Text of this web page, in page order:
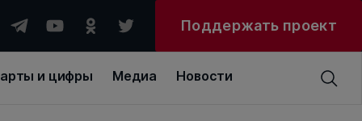
Поддержать проект
и цифры Медиа Новости